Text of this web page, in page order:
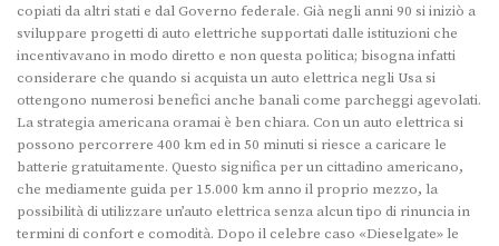
copiati da altri stati e dal Governo federale. Già negli anni 90 si iniziò a
sviluppare progetti di auto elettriche supportati dalle istituzioni che
incentivavano in modo diretto e non questa politica; bisogna infatti
considerare che quando si acquista un auto elettrica negli Usa si
ottengono numerosi benefici anche banali come parcheggi agevolati.
La strategia americana oramai è ben chiara. Con un auto elettrica si
possono percorrere 400 km ed in 50 minuti si riesce a caricare le
batterie gratuitamente. Questo significa per un cittadino americano,
che mediamente guida per 15.000 km anno il proprio mezzo, la
possibilità di utilizzare un’auto elettrica senza alcun tipo di rinuncia in
termini di confort e comodità. Dopo il celebre caso «Dieselgate» le